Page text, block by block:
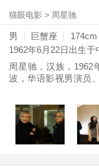
猫眼电影 > 周星驰
男 巨蟹座
174cm
1962年6月22日 出生于
周星驰，汉族，1962
波，华语影视男演员
主持人、国家一级演
圈。1981年，出演荧
事业的重心转向大银
角。1990年，凭借喜